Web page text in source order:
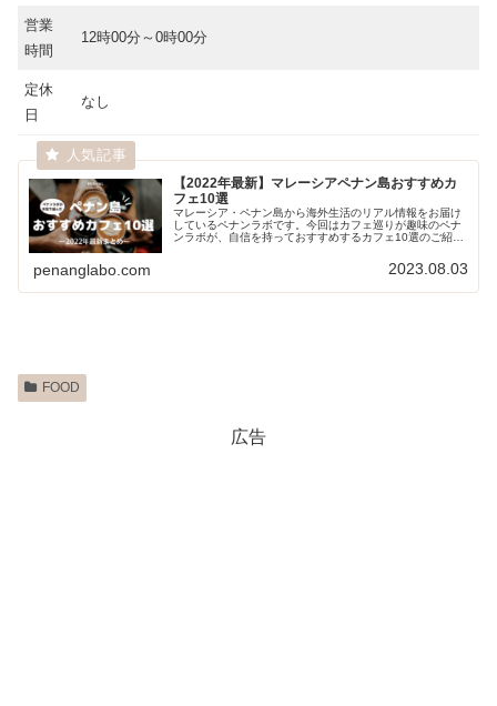
営業
時間
12時00分～0時00分
定休
日
なし
【2022年最新】マレーシアペナン島おすすめカ
フェ10選
マレーシア・ペナン島から海外生活のリアル情報をお届け
しているペナンラボです。今回はカフェ巡りが趣味のペナ
ンラボが、自信を持っておすすめするカフェ10選のご紹介
penanglabo.com 2023.08.03
FOOD
広告